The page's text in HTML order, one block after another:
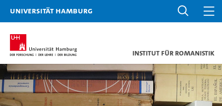
Universität Hamburg
Institut für Romanistik